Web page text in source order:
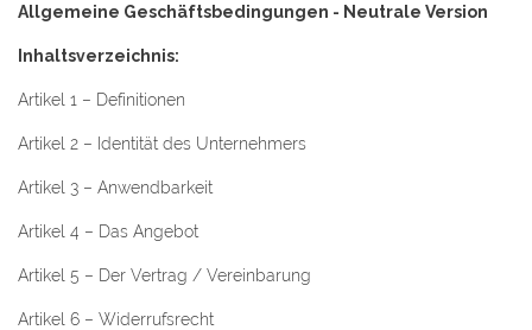
Allgemeine Geschäftsbedingungen - Neutrale Version
Inhaltsverzeichnis:
Artikel 1 – Definitionen
Artikel 2 – Identität des Unternehmers
Artikel 3 – Anwendbarkeit
Artikel 4 – Das Angebot
Artikel 5 – Der Vertrag / Vereinbarung
Artikel 6 – Widerrufsrecht